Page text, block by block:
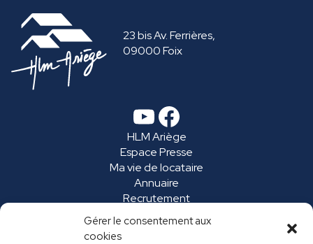
Gérer le consentement aux
cookies
de
l’article
23 bis Av. Ferrières,
09000 Foix
YouTube Facebook
HLM Ariège
Espace Presse
Ma vie de locataire
Annuaire
Recrutement
Marchés publics
FAQ